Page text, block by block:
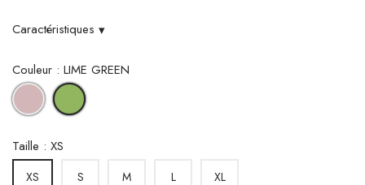
Caractéristiques ▾
Couleur : LIME GREEN
MAUVE LIME
GREEN
Taille : XS
XS S M L XL